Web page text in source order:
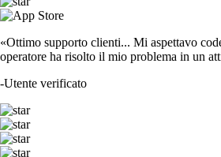
«Ottimo supporto clienti... Mi aspettavo
operatore ha risolto il mio problema in un
-Utente verificato